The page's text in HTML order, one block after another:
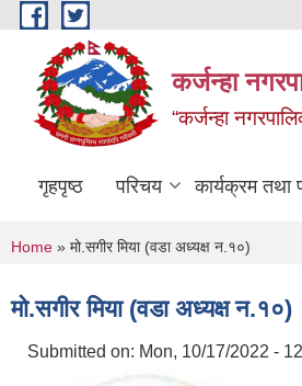
Skip to main content
कर्जन्हा
“कर्जन्हा
गृहपृष्ठ परिचय कार्यक्रम तथा
You are here
Home » मो.सगीर मिया (वडा अध्यक्ष न.१०)
मो.सगीर मिया (वडा अध्यक्ष न.१०)
Submitted on: Mon, 10/17/2022 -